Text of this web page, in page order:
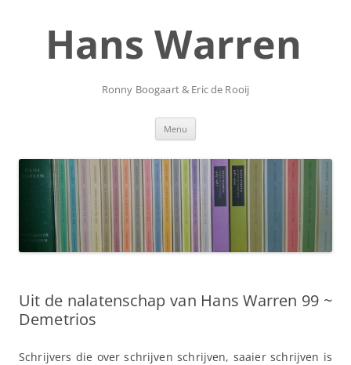
inhoudHans Warren
Ronny Boogaart & Eric de Rooij
Menu
Uit de nalatenschap van Hans Warren 99 ~
Demetrios
Schrijvers die over schrijven schrijven, saaier schrijven is